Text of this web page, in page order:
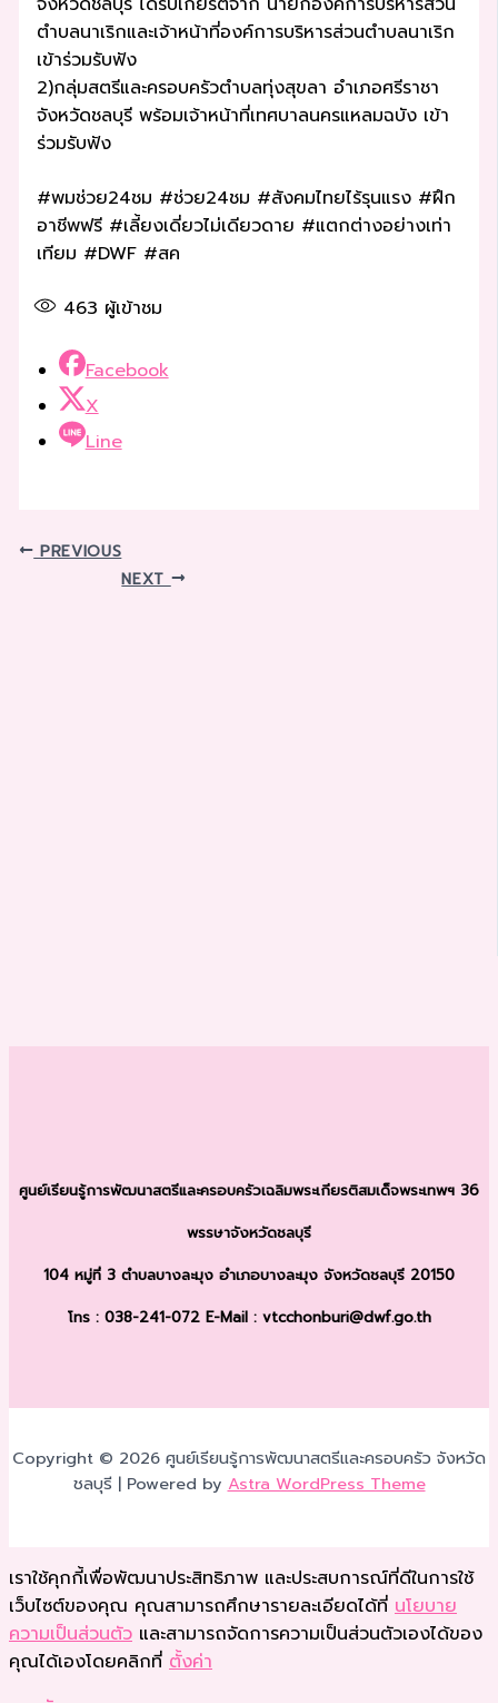
ตำบลนาเริกและเจ้าหน้าที่องค์การบริหารส่วนตำบลนาเริก
เข้าร่วมรับฟัง
2)กลุ่มสตรีและครอบครัวตำบลทุ่งสุขลา อำเภอศรีราชา
จังหวัดชลบุรี พร้อมเจ้าหน้าที่เทศบาลนครแหลมฉบัง เข้า
ร่วมรับฟัง
#พมช่วย24ชม #ช่วย24ชม #สังคมไทยไร้รุนแรง #ฝึก
อาชีพฟรี #เลี้ยงเดี่ยวไม่เดียวดาย #แตกต่างอย่างเท่า
เทียม #DWF #สค
463 ผู้เข้าชม
Facebook
X
Line
PREVIOUS
NEXT
ศูนย์เรียนรู้การพัฒนาสตรีและครอบครัวเฉลิมพระเกียรติสมเด็จพระเทพฯ 36
พรรษาจังหวัดชลบุรี
104 หมู่ที่ 3 ตำบลบางละมุง อำเภอบางละมุง จังหวัดชลบุรี 20150
โทร : 038-241-072 E-Mail : vtcchonburi@dwf.go.th
Copyright © 2026 ศูนย์เรียนรู้การพัฒนาสตรีและครอบครัว จังหวัด
ชลบุรี | Powered byAstra WordPress Theme
เราใช้คุกกี้เพื่อพัฒนาประสิทธิภาพ และประสบการณ์ที่ดีในการใช้
เว็บไซต์ของคุณ คุณสามารถศึกษารายละเอียดได้ที่ นโยบาย
ความเป็นส่วนตัว และสามารถจัดการความเป็นส่วนตัวเองได้ของ
คุณได้เองโดยคลิกที่ ตั้งค่า